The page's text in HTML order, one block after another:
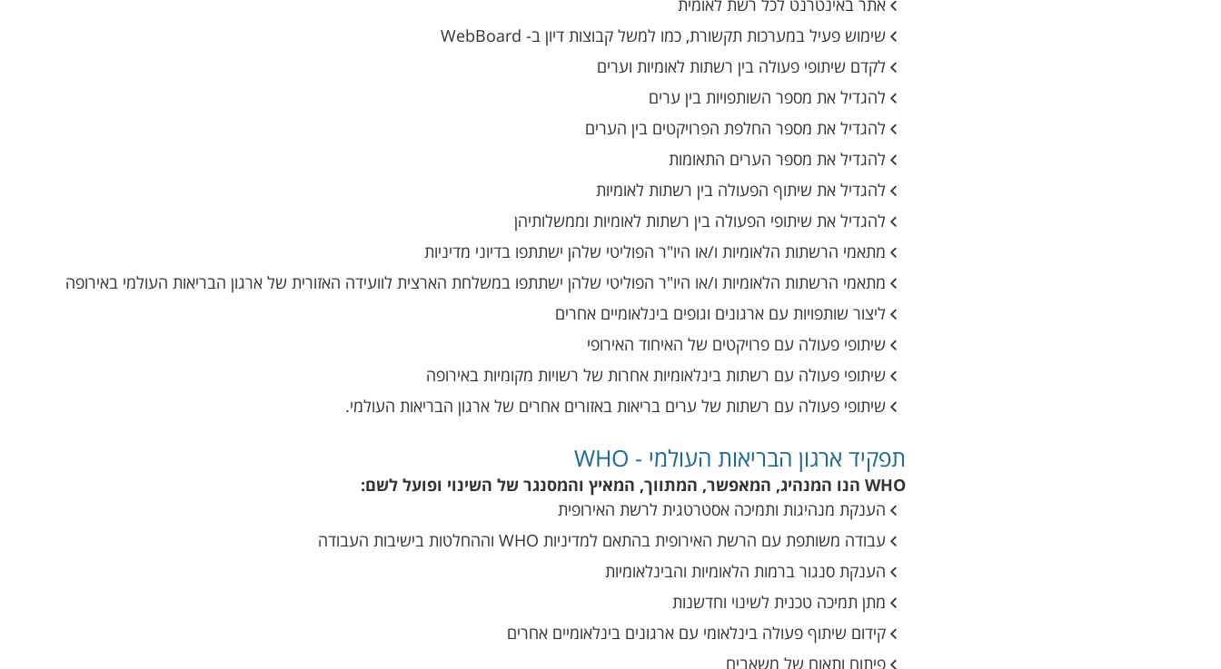
אתר באינטרנט לכל רשת לאומית
שימוש פעיל במערכות תקשורת, כמו למשל קבוצות דיון ב- WebBoard
לקדם שיתופי פעולה בין רשתות לאומיות וערים
להגדיל את מספר השותפויות בין ערים
להגדיל את מספר החלפת הפרויקטים בין הערים
להגדיל את מספר הערים התאומות
להגדיל את שיתוף הפעולה בין רשתות לאומיות
להגדיל את שיתופי הפעולה בין רשתות לאומיות וממשלותיהן
מתאמי הרשתות הלאומיות ו/או היו"ר הפוליטי שלהן ישתתפו בדיוני מדיניות
מתאמי הרשתות הלאומיות ו/או היו"ר הפוליטי שלהן ישתתפו במשלחת הארצית לוועידה האזורית של ארגון הבריאות העולמי באירופה
ליצור שותפויות עם ארגונים וגופים בינלאומיים אחרים
שיתופי פעולה עם פרויקטים של האיחוד האירופי
שיתופי פעולה עם רשתות בינלאומיות אחרות של רשויות מקומיות באירופה
שיתופי פעולה עם רשתות של ערים בריאות באזורים אחרים של ארגון הבריאות העולמי.
תפקיד ארגון הבריאות העולמי - WHO
WHO הנו המנהיג, המאפשר, המתווך, המאיץ והמסנגר של השינוי ופועל לשם:
הענקת מנהיגות ותמיכה אסטרטגית לרשת האירופית
עבודה משותפת עם הרשת האירופית בהתאם למדיניות WHO וההחלטות בישיבות העבודה
הענקת סנגור ברמות הלאומיות והבינלאומיות
מתן תמיכה טכנית לשינוי וחדשנות
קידום שיתוף פעולה בינלאומי עם ארגונים בינלאומיים אחרים
פיתוח ותאום של משאבים